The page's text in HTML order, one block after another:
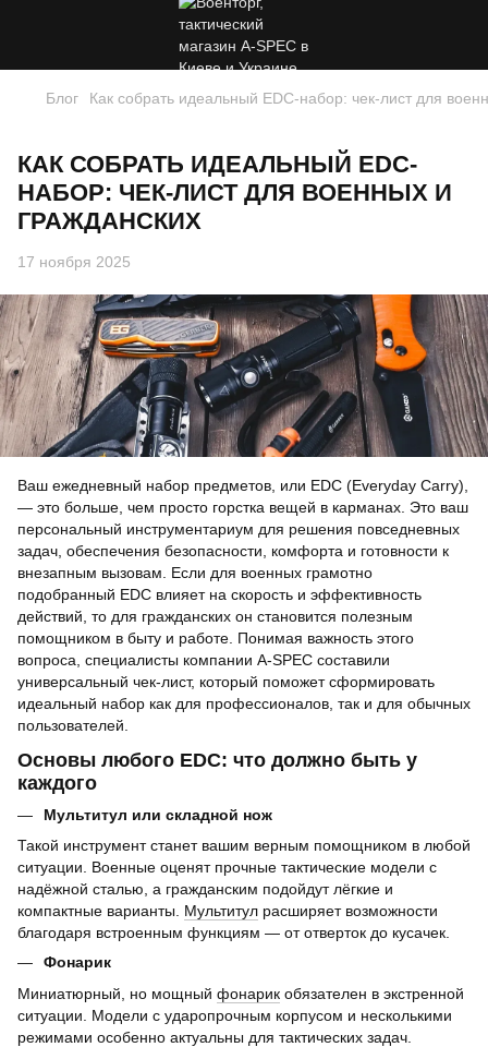
Блог Как собрать идеальный EDC-набор: чек-лист для
КАК СОБРАТЬ ИДЕАЛЬНЫЙ EDC-
НАБОР: ЧЕК-ЛИСТ ДЛЯ ВОЕННЫХ И
ГРАЖДАНСКИХ
17 ноября 2025
Ваш ежедневный набор предметов, или EDC (Everyday Carry),
— это больше, чем просто горстка вещей в карманах. Это ваш
персональный инструментариум для решения повседневных
задач, обеспечения безопасности, комфорта и готовности к
внезапным вызовам. Если для военных грамотно
подобранный EDC влияет на скорость и эффективность
действий, то для гражданских он становится полезным
помощником в быту и работе. Понимая важность этого
вопроса, специалисты компании A-SPEC составили
универсальный чек-лист, который поможет сформировать
идеальный набор как для профессионалов, так и для обычных
пользователей.
Основы любого EDC: что должно быть у
каждого
Мультитул или складной нож
Такой инструмент станет вашим верным помощником в любой
ситуации. Военные оценят прочные тактические модели с
надёжной сталью, а гражданским подойдут лёгкие и
компактные варианты. Мультитул расширяет возможности
благодаря встроенным функциям — от отверток до кусачек.
Фонарик
Миниатюрный, но мощный фонарик обязателен в экстренной
ситуации. Модели с ударопрочным корпусом и несколькими
режимами особенно актуальны для тактических задач.